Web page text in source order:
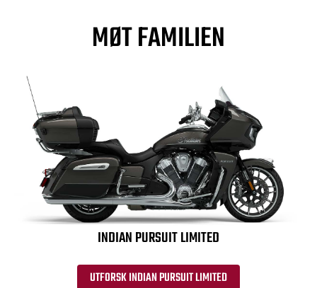
MØT FAMILIEN
INDIAN PURSUIT LIMITED
UTFORSK INDIAN PURSUIT LIMITED